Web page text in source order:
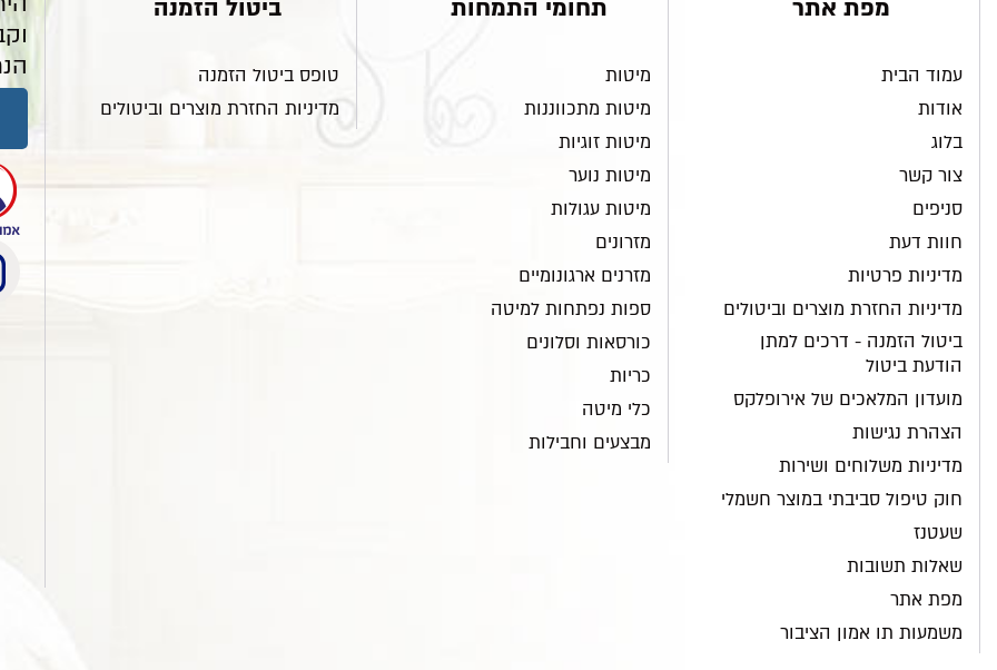
מפת אתר
עמוד הבית
אודות
בלוג
צור קשר
סניפים
חוות דעת
מדיניות פרטיות
מדיניות החזרת מוצרים וביטולים
ביטול הזמנה - דרכים למתן
הודעת ביטול
מועדון המלאכים של אירופלקס
הצהרת נגישות
מדיניות משלוחים ושירות
חוק טיפול סביבתי במוצר חשמלי
שעטנז
שאלות תשובות
מפת אתר
משמעות תו אמון הציבור
תחומי התמחות
מיטות
מיטות מתכווננות
מיטות זוגיות
מיטות נוער
מיטות עגולות
מזרונים
מזרנים ארגונומיים
ספות נפתחות למיטה
כורסאות וסלונים
כריות
כלי מיטה
מבצעים וחבילות
ביטול הזמנה
טופס ביטול הזמנה
מדיניות החזרת מוצרים וביטולים